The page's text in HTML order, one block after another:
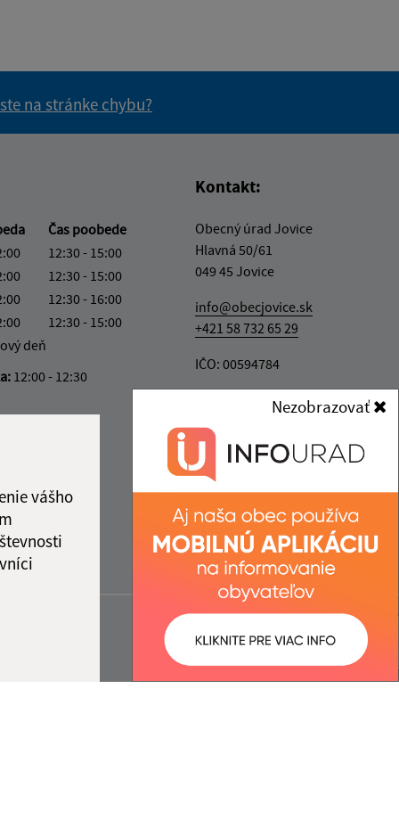
vášho
Nezobrazovať
na stránke chybu?
Čas poobede
12:30 - 15:00
12:30 - 15:00
12:30 - 16:00
12:30 - 15:00
deň
12:00 - 12:30
Kontakt:
Obecný úrad Jovice
Hlavná 50/61
049 45 Jovice
info@obecjovice.sk
+421 58 732 65 29
IČO: 00594784